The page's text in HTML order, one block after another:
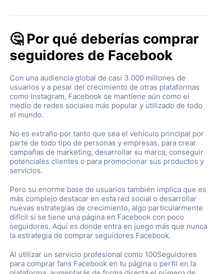
🤔 Por qué deberías comprar
seguidores de Facebook
Con una audiencia global de casi 3.000 millones de
usuarios y a pesar del crecimiento de otras plataformas
como Instagram, Facebook se mantiene aún como el
medio de redes sociales más popular y utilizado de todo
el mundo.
No es extraño por tanto que sea el vehículo principal por
parte de todo tipo de personas y empresas, para crear
campañas de marketing, desarrollar su marca, conseguir
potenciales clientes o para promocionar sus productos y
servicios.
Pero su enorme base de usuarios también implica que es
más complejo destacar en esta red social o desarrollar
nuevas estrategias de crecimiento, algo particularmente
difícil si se tiene una página en Facebook con poco
seguidores. Aquí es donde entra en juego más que nunca
la estrategia de comprar seguidores Facebook.
Al utilizar un servicio profesional como 100Seguidores
para comprar fans Facebook en tu página o perfil en la